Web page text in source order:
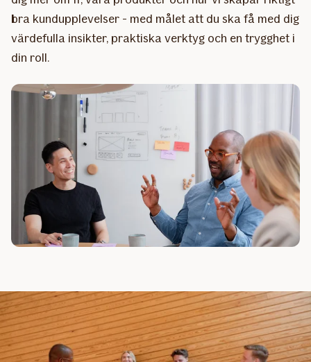
bra kundupplevelser - med målet att du ska få med dig
värdefulla insikter, praktiska verktyg och en trygghet i
din roll.​